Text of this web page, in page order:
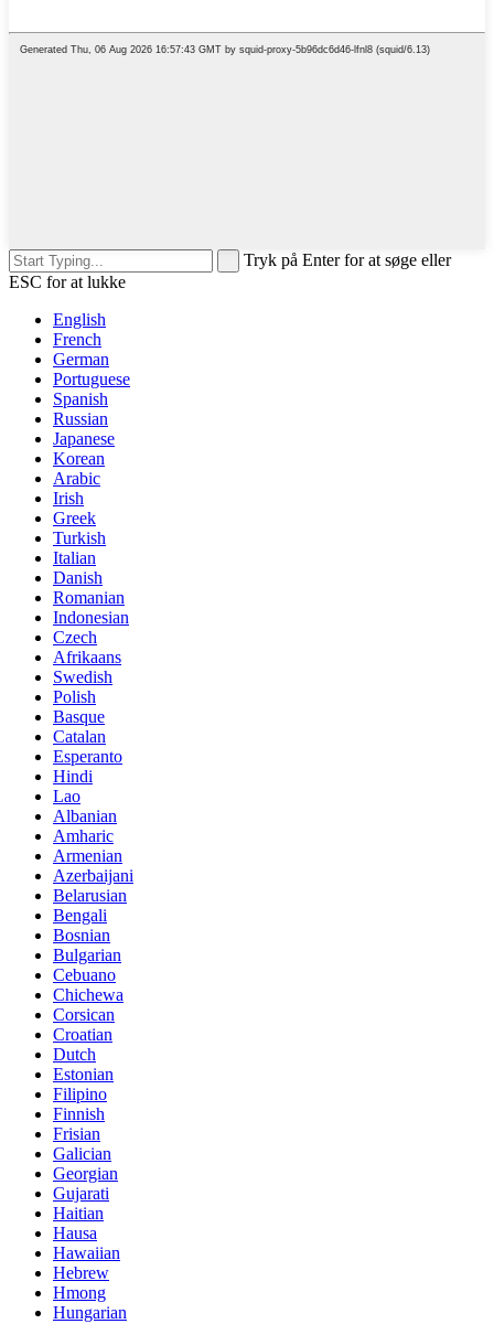
Tryk på Enter for at søge eller
ESC for at lukke
English
French
German
Portuguese
Spanish
Russian
Japanese
Korean
Arabic
Irish
Greek
Turkish
Italian
Danish
Romanian
Indonesian
Czech
Afrikaans
Swedish
Polish
Basque
Catalan
Esperanto
Hindi
Lao
Albanian
Amharic
Armenian
Azerbaijani
Belarusian
Bengali
Bosnian
Bulgarian
Cebuano
Chichewa
Corsican
Croatian
Dutch
Estonian
Filipino
Finnish
Frisian
Galician
Georgian
Gujarati
Haitian
Hausa
Hawaiian
Hebrew
Hmong
Hungarian